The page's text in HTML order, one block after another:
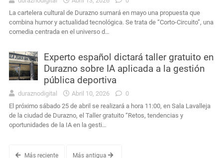
La cartelera cultural de Durazno sumará en mayo una propuesta que
combina humor y actualidad tecnológica. Se trata de “Corto-Circuito”, una
comedia centrada en el universo d…
Experto español dictará taller gratuito en
Durazno sobre IA aplicada a la gestión
pública deportiva
duraznodigital Abril 10, 2026
0
El próximo sábado 25 de abril se realizará a hora 11:00, en Sala Lavalleja
de la ciudad de Durazno, el Taller gratuito “Retos, tendencias y
oportunidades de la IA en la gesti…
Más reciente Más antigua